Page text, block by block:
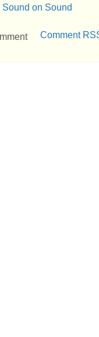
Sound on Sound
Comment